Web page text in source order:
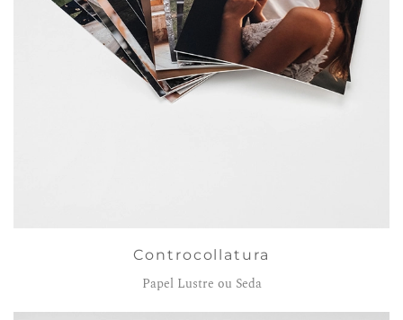
Controcollatura
Papel Lustre ou Seda